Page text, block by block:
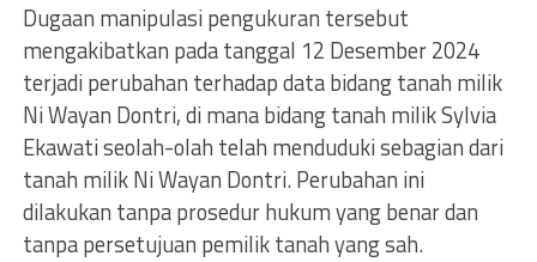
Dugaan manipulasi pengukuran tersebut
mengakibatkan pada tanggal 12 Desember 2024
terjadi perubahan terhadap data bidang tanah milik
Ni Wayan Dontri, di mana bidang tanah milik Sylvia
Ekawati seolah-olah telah menduduki sebagian dari
tanah milik Ni Wayan Dontri. Perubahan ini
dilakukan tanpa prosedur hukum yang benar dan
tanpa persetujuan pemilik tanah yang sah.